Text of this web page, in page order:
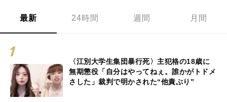
最新 24時間 週間 月間
〈江別大学生集団暴行死〉主犯格の18歳に
無期懲役「自分はやってねぇ。誰かがトドメ
さした」裁判で明かされた“他責ぶり”